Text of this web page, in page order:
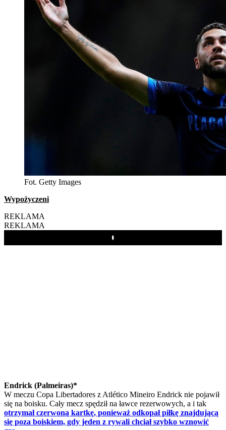
Fot. Getty Images
Wypożyczeni
REKLAMA
REKLAMA
Play
Endrick (Palmeiras)*
W meczu Copa Libertadores z Atlético Mineiro Endrick nie pojawił
się na boisku. Cały mecz spędził na ławce rezerwowych, a i tak
otrzymał czerwoną kartkę, ponieważ odkopał piłkę znajdującą
się poza boiskiem, gdy jeden z rywali chciał szybko wznowić